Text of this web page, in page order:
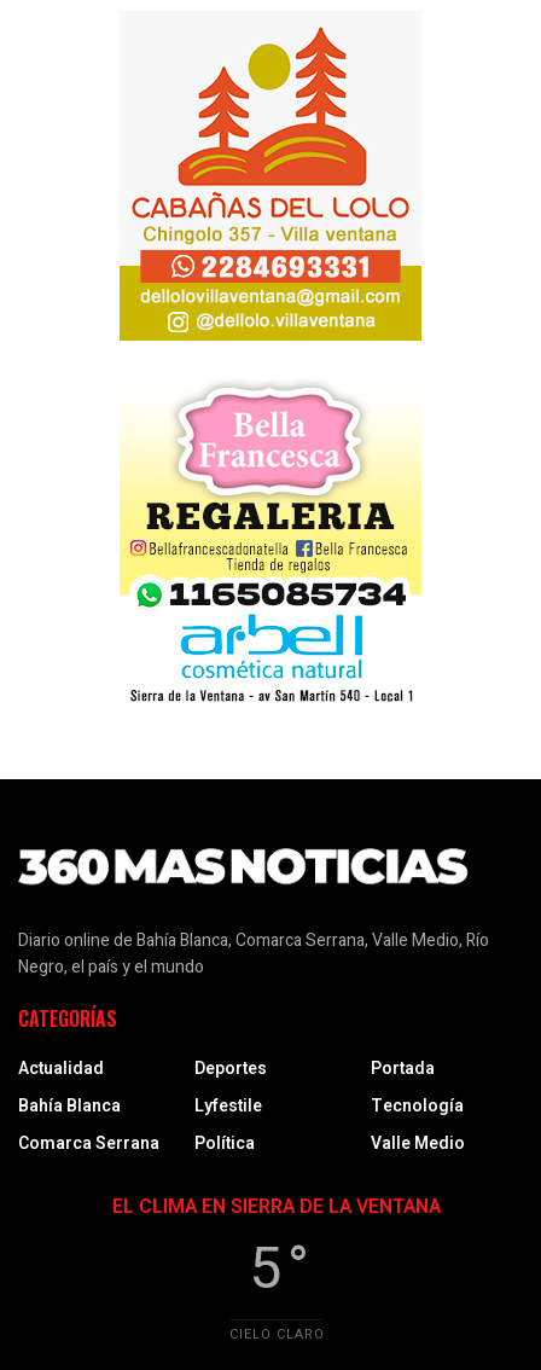
Diario online de Bahía Blanca, Comarca Serrana, Valle Medio, Río
Negro, el país y el mundo
CATEGORÍAS
Actualidad
Bahía Blanca
Comarca Serrana
Deportes
Lyfestile
Política
Portada
Tecnología
Valle Medio
EL CLIMA EN SIERRA DE LA VENTANA
5 °
CIELO CLARO